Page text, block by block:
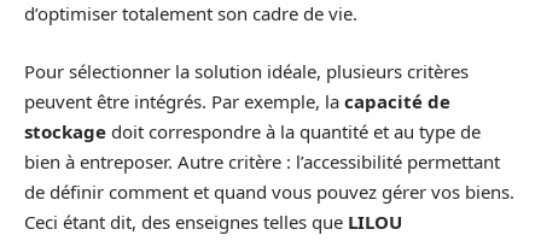
d’optimiser totalement son cadre de vie.
Pour sélectionner la solution idéale, plusieurs critères
peuvent être intégrés. Par exemple, la capacité de
stockage doit correspondre à la quantité et au type de
bien à entreposer. Autre critère : l’accessibilité permettant
de définir comment et quand vous pouvez gérer vos biens.
Ceci étant dit, des enseignes telles que LILOU